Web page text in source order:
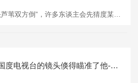
开yun体育网俄罗斯国度电视台的镜头倏得瞄准了他-开云官网切尔西赞助商(2025已更新(最新/官方/入口)